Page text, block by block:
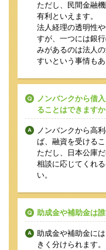
ただし、民間金融
有利といえます。
法人経理の透明性
すが、一つには銀
みがあるのは法人
すいという事情もあ
ノンバンクから借
ることはできますか
ノンバンクから高
ば、融資を受ける
ただし、日本公庫
相談に応じてくれ
い。
助成金や補助金は
助成金や補助金に
きく分けられます